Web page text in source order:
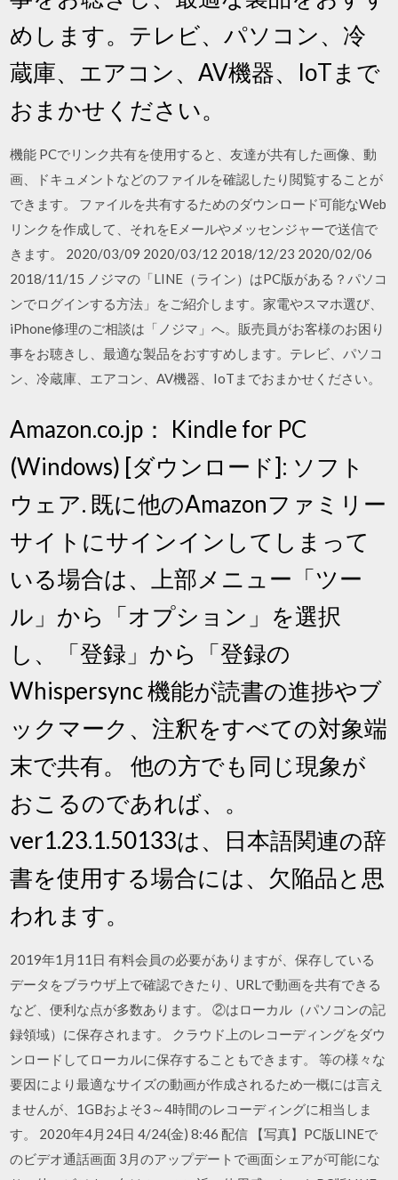
めします。テレビ、パソコン、冷
蔵庫、エアコン、AV機器、IoTまで
おまかせください。
機能 PCでリンク共有を使用すると、友達が共有した画像、動
画、ドキュメントなどのファイルを確認したり閲覧することが
できます。 ファイルを共有するためのダウンロード可能なWeb
リンクを作成して、それをEメールやメッセンジャーで送信で
きます。 2020/03/09 2020/03/12 2018/12/23 2020/02/06
2018/11/15 ノジマの「LINE（ライン）はPC版がある？パソコ
ンでログインする方法」をご紹介します。家電やスマホ選び、
iPhone修理のご相談は「ノジマ」へ。販売員がお客様のお困り
事をお聴きし、最適な製品をおすすめします。テレビ、パソコ
ン、冷蔵庫、エアコン、AV機器、IoTまでおまかせください。
Amazon.co.jp： Kindle for PC
(Windows) [ダウンロード]: ソフト
ウェア. 既に他のAmazonファミリー
サイトにサインインしてしまって
いる場合は、上部メニュー「ツー
ル」から「オプション」を選択
し、「登録」から「登録の
Whispersync 機能が読書の進捗やブ
ックマーク、注釈をすべての対象端
末で共有。 他の方でも同じ現象が
おこるのであれば、。
ver1.23.1.50133は、日本語関連の辞
書を使用する場合には、欠陥品と思
われます。
2019年1月11日 有料会員の必要がありますが、保存している
データをブラウザ上で確認できたり、URLで動画を共有できる
など、便利な点が多数あります。 ②はローカル（パソコンの記
録領域）に保存されます。 クラウド上のレコーディングをダウ
ンロードしてローカルに保存することもできます。 等の様々な
要因により最適なサイズの動画が作成されるため一概には言え
ませんが、1GBおよそ3～4時間のレコーディングに相当しま
す。 2020年4月24日 4/24(金) 8:46 配信 【写真】PC版LINEで
のビデオ通話画面 3月のアップデートで画面シェアが可能にな